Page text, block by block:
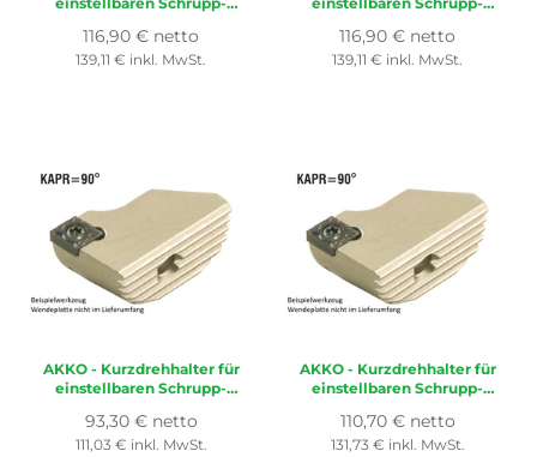
für Wendeplatte ISO
CC..1204..
Normaler
Preis
116,90 € netto
139,11 € inkl. MwSt.
für Wendeplatte ISO
CC..1204..
Normaler
Preis
116,90 € netto
139,11 € inkl. MwSt.
AKKO- Kurzdrehhalter für
einstellbaren Schrupp-
für Wendeplatte ISO
CC..0602..
Normaler
Preis
93,30 € netto
111,03 € inkl. MwSt.
AKKO- Kurzdrehhalter für
einstellbaren Schrupp-
für Wendeplatte ISO
CC..09T3..
Normaler
Preis
110,70 € netto
131,73 € inkl. MwSt.